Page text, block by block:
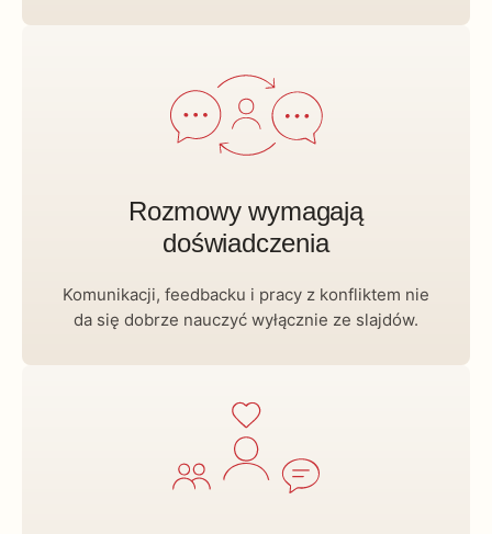
Rozmowy wymagają
doświadczenia
Komunikacji, feedbacku i pracy z konfliktem nie
da się dobrze nauczyć wyłącznie ze slajdów.